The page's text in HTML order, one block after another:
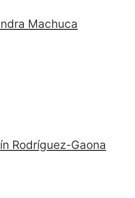
Machuca
Rodríguez-Gaona